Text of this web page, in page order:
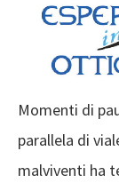
Momenti di
parallela di
malviventi ha